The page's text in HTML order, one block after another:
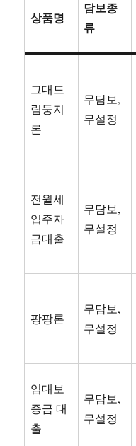
상품명
담보종
류
그대드
림둥지
론
무담보,
무설정
전월세
입주자
금대출
무담보,
무설정
팡팡론
무담보,
무설정
임대보
증금 대
출
무담보,
무설정